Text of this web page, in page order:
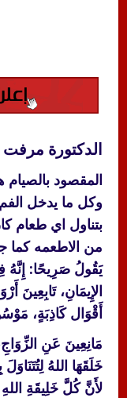
الدكتورة
المقصود بالصيام
وكل ما يدخل
بتناول اي طعام
من الاطعمه كما
يَقُولُ صَرِيحًا: إِنَّهُ
الإِيمَانِ، تَابِعِينَ
أَقْوَال كَاذِبَةٍ،
مَانِعِينَ عَنِ
خَلَقَهَا اللهُ
لأَنَّ كُلَّ خَلِيقَةِ